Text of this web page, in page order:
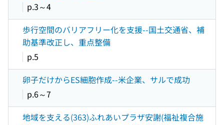
p.3～4
歩行空間のバリアフリー化を支援--国土交通省、補
助基準改正し、重点整備
p.5
卵子だけからES細胞作成--米企業、サルで成功
p.6～7
地域を支える(363)ふれあいプラザ安謝(福祉複合施